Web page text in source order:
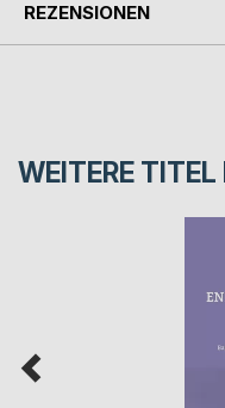
REZENSIONEN
WEITERE TITEL